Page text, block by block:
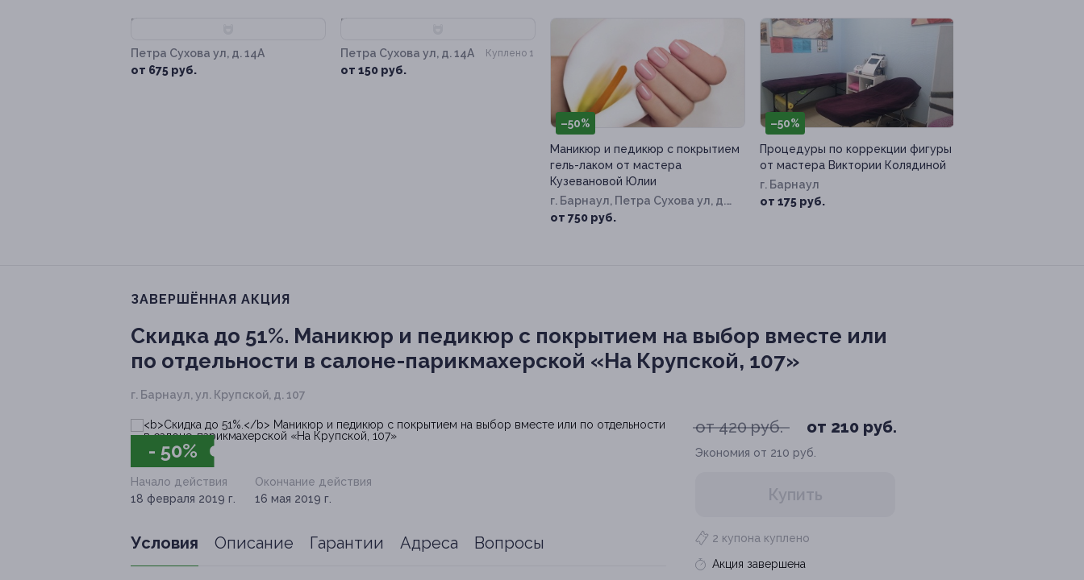
Петра Сухова ул, д. 14А
от 675 руб.
Петра Сухова ул, д. 14А
от 150 руб.
Куплено 1
–50%
Маникюр и педикюр с покрытием
гель-лаком от мастера
Кузевановой Юлии
г. Барнаул, Петра Сухова ул, д.
14а
от 750 руб.
–50%
Процедуры по коррекции фигуры
от мастера Виктории Колядиной
г. Барнаул
от 175 руб.
ЗАВЕРШЁННАЯ АКЦИЯ
Скидка до 51%. Маникюр и педикюр с покрытием на выбор вместе или
по отдельности в салоне-парикмахерской «На Крупской, 107»
г. Барнаул, ул. Крупской, д. 107
- 50%
от 420 руб. от 210 руб.
Экономия от 210 руб.
Купить
2 купона куплено
Акция завершена
Начало действия
18 февраля 2019 г.
Окончание действия
16 мая 2019 г.
Условия Описание Гарантии Адреса Вопросы